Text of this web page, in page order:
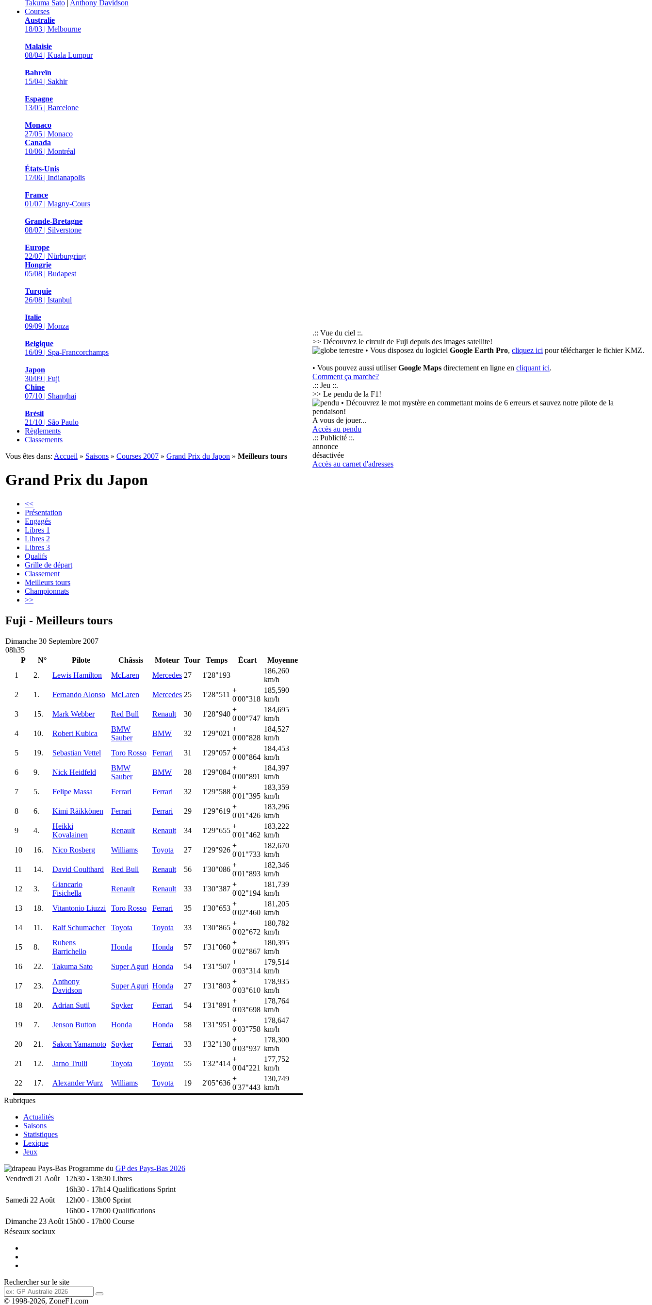
Takuma Sato | Anthony Davidson
Courses
Australie
18/03 | Melbourne
Malaisie
08/04 | Kuala Lumpur
Bahreïn
15/04 | Sakhir
Espagne
13/05 | Barcelone
Monaco
27/05 | Monaco
Canada
10/06 | Montréal
États-Unis
17/06 | Indianapolis
France
01/07 | Magny-Cours
Grande-Bretagne
08/07 | Silverstone
Europe
22/07 | Nürburgring
Hongrie
05/08 | Budapest
Turquie
26/08 | Istanbul
Italie
09/09 | Monza
Belgique
16/09 | Spa-Francorchamps
Japon
30/09 | Fuji
Chine
07/10 | Shanghai
Brésil
21/10 | São Paulo
Règlements
Classements
Vous êtes dans: Accueil » Saisons » Courses 2007 » Grand Prix du Japon » Meilleurs tours
Grand Prix du Japon
<<
Présentation
Engagés
Libres 1
Libres 2
Libres 3
Qualifs
Grille de départ
Classement
Meilleurs tours
Championnats
>>
Fuji - Meilleurs tours
Dimanche 30 Septembre 2007
08h35
P
N° Pilote Châssis Moteur Tour Temps Écart
Moyenne
1
2. Lewis Hamilton McLaren Mercedes 27 1'28"193
186,260
km/h
2
1. Fernando Alonso McLaren Mercedes 25 1'28"511
+
0'00"318
185,590
km/h
3
15. Mark Webber Red Bull Renault 30 1'28"940
+
0'00"747
184,695
km/h
4
10. Robert Kubica
BMW
Sauber
BMW 32 1'29"021
+
0'00"828
184,527
km/h
5
19. Sebastian Vettel Toro Rosso Ferrari 31 1'29"057
+
0'00"864
184,453
km/h
6
9. Nick Heidfeld
BMW
Sauber
BMW 28 1'29"084
+
0'00"891
184,397
km/h
7
5. Felipe Massa Ferrari Ferrari 32 1'29"588
+
0'01"395
183,359
km/h
8
6. Kimi Räikkönen Ferrari Ferrari 29 1'29"619
+
0'01"426
183,296
km/h
9
4.
Heikki
Kovalainen
Renault Renault 34 1'29"655
+
0'01"462
183,222
km/h
10
16. Nico Rosberg Williams Toyota 27 1'29"926
+
0'01"733
182,670
km/h
11
14. David Coulthard Red Bull Renault 56 1'30"086
+
0'01"893
182,346
km/h
12
3.
Giancarlo
Fisichella
Renault Renault 33 1'30"387
+
0'02"194
181,739
km/h
13
18. Vitantonio Liuzzi Toro Rosso Ferrari 35 1'30"653
+
0'02"460
181,205
km/h
14
11. Ralf Schumacher Toyota Toyota 33 1'30"865
+
0'02"672
180,782
km/h
15
8.
Rubens
Barrichello
Honda Honda 57 1'31"060
+
0'02"867
180,395
km/h
16
22. Takuma Sato Super Aguri Honda 54 1'31"507
+
0'03"314
179,514
km/h
17
23.
Anthony
Davidson
Super Aguri Honda 27 1'31"803
+
0'03"610
178,935
km/h
18
20. Adrian Sutil Spyker Ferrari 54 1'31"891
+
0'03"698
178,764
km/h
19
7. Jenson Button Honda Honda 58 1'31"951
+
0'03"758
178,647
km/h
20
21. Sakon Yamamoto Spyker Ferrari 33 1'32"130
+
0'03"937
178,300
km/h
21
12. Jarno Trulli Toyota Toyota 55 1'32"414
+
0'04"221
177,752
km/h
22
17. Alexander Wurz Williams Toyota 19 2'05"636
+
0'37"443
130,749
km/h
.:: Vue du ciel ::.
>> Découvrez le circuit de Fuji depuis des images satellite!
• Vous disposez du logiciel Google Earth Pro, cliquez ici pour télécharger le fichier KMZ.
• Vous pouvez aussi utiliserGoogle Maps directement en ligne en cliquant ici.
Comment ça marche?
.:: Jeu ::.
>> Le pendu de la F1!
• Découvrez le mot mystère en commettant moins de 6 erreurs et sauvez notre pilote de la
pendaison!
A vous de jouer...
Accès au pendu
.:: Publicité ::.
annonce
désactivée
Accès au carnet d'adresses
Rubriques
Actualités
Saisons
Statistiques
Lexique
Jeux
Programme du GP des Pays-Bas 2026
Vendredi 21 Août
12h30 - 13h30 Libres
16h30 - 17h14 Qualifications Sprint
Samedi 22 Août
12h00 - 13h00 Sprint
16h00 - 17h00 Qualifications
Dimanche 23 Août 15h00 - 17h00 Course
Réseaux sociaux
Rechercher sur le site
© 1998-2026, ZoneF1.com